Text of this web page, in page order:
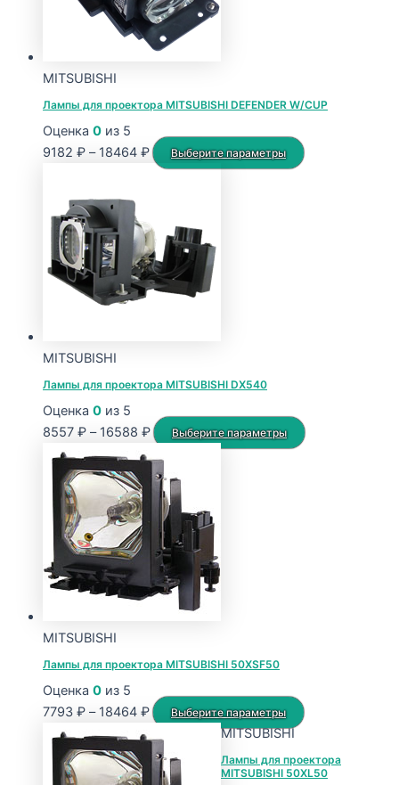
MITSUBISHI
Лампы для проектора MITSUBISHI DEFENDER W/CUP
Оценка 0 из 5
9182 ₽ – 18464 ₽Диапазон
цен:
18464 ₽
Выберите параметры
Этот
MITSUBISHI
Лампы для проектора MITSUBISHI DX540
Оценка 0 из 5
8557 ₽ – 16588 ₽Диапазон
8557 ₽
16588 ₽
Выберите параметры
Этот
MITSUBISHI
Лампы для проектора MITSUBISHI 50XSF50
Оценка 0 из 5
7793 ₽ – 18464 ₽Диапазон
7793 ₽
Выберите параметры
Этот
имеет
несколько
MITSUBISHI
Лампы для проектора
MITSUBISHI 50XL50